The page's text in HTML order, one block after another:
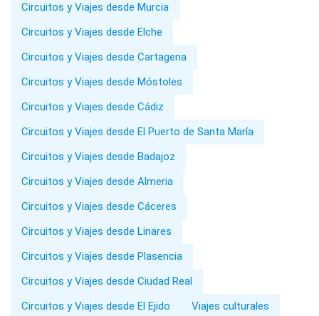
Circuitos y Viajes desde Murcia
Circuitos y Viajes desde Elche
Circuitos y Viajes desde Cartagena
Circuitos y Viajes desde Móstoles
Circuitos y Viajes desde Cádiz
Circuitos y Viajes desde El Puerto de Santa María
Circuitos y Viajes desde Badajoz
Circuitos y Viajes desde Almeria
Circuitos y Viajes desde Cáceres
Circuitos y Viajes desde Linares
Circuitos y Viajes desde Plasencia
Circuitos y Viajes desde Ciudad Real
Circuitos y Viajes desde El Ejido
Viajes culturales